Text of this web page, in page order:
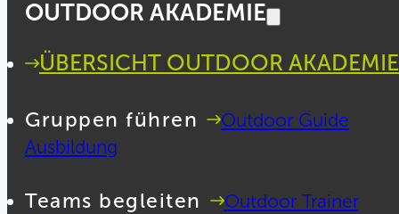
OUTDOOR AKADEMIE
ÜBERSICHT OUTDOOR AKADEMIE
Gruppen führen
Outdoor Guide
Ausbildung
Teams begleiten
Outdoor Trainer